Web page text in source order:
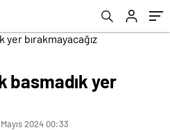
basmadık yer
Mayıs 2024 00:33